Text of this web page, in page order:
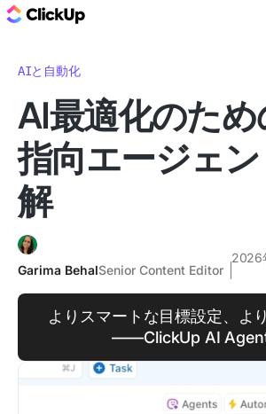
AIと自動化
AI最適化のた
指向エージェ
解
Garima BehalSenior Content Editor
2026
よりスマートな目標設定、よ
――ClickUp AI